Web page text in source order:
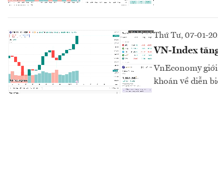
Thứ Tư, 07-01-
VN-Index
VnEconomy
khoán về diễn